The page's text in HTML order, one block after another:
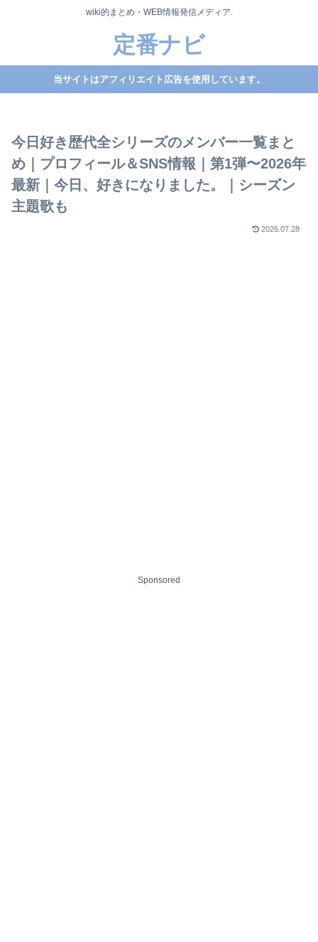
wiki的まとめ・WEB情報発信メディア.
定番ナビ
当サイトはアフィリエイト広告を使用しています。
今日好き歴代全シリーズのメンバー一覧まと
め｜プロフィール＆SNS情報｜第1弾〜2026年
最新｜今日、好きになりました。｜シーズン
主題歌も
2026.07.28
Sponsored